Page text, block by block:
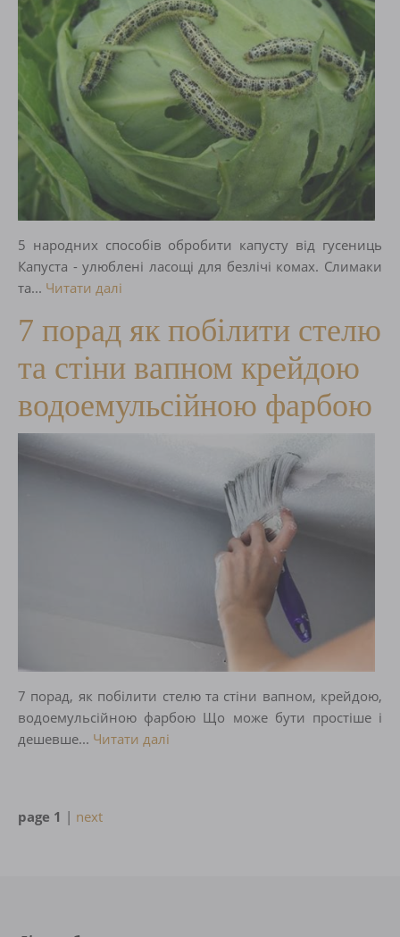
5 народних способів обробити капусту від гусениць
Капуста - улюблені ласощі для безлічі комах. Слимаки
та... Читати далі
7 порад як побілити стелю
та стіни вапном крейдою
водоемульсійною фарбою
7 порад, як побілити стелю та стіни вапном, крейдою,
водоемульсійною фарбою Що може бути простіше і
дешевше... Читати далі
page 1 | next